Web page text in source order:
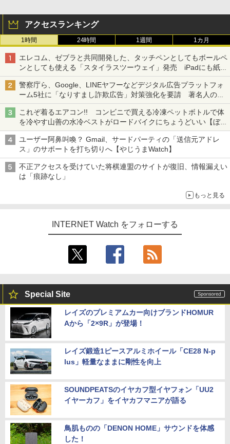
アクセスランキング
1時間 24時間 1週間 1カ月
エレコム、ゼブラと共同開発した、タッチペンとしてもボールペ
ンとしても使える「スタイラスツーウェイ」発売 iPadにも紙に
も、持ち替えずに書き込める
警察庁ら、Google、LINEヤフーなどデジタル広告プラットフォ
ーム5社に「なりすまし詐欺広告」対策強化を要請 著名人の写
真や映像を使った投資詐欺などへの対策として
これぞ着るエアコン!! コンビニで買える冷凍ペットボトルで体
を冷やす山善の水冷ベストがロードバイクにちょうどいい【ぼっ
ち・ざ・ろーど！その14】【空いた時間でなにしてる？】
ユーザー阿鼻叫喚？ Gmail、サードパーティの「送信元アドレ
ス」のサポートを打ち切りへ【やじうまWatch】
不正アクセスを受けていた将棋連盟のサイトが復旧、情報漏えい
は「痕跡なし」
もっと見る
INTERNET Watch をフォローする
Special Site
レイズのプレミアムカー向けブランドHOMUR
Aから「2×9R」が登場！
レイズ鍛造1ピースアルミホイール「CE28 N-p
lus」軽量なままに剛性を向上
SOUNDPEATSのイヤカフ型イヤフォン「UU2
イヤーカフ」をイヤカフマニアが語る
鳥肌ものの「DENON HOME」サウンドを体感
した！